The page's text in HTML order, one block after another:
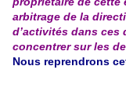
arbitrage de la
d’activités dans ces
concentrer sur les
Nous reprendrons